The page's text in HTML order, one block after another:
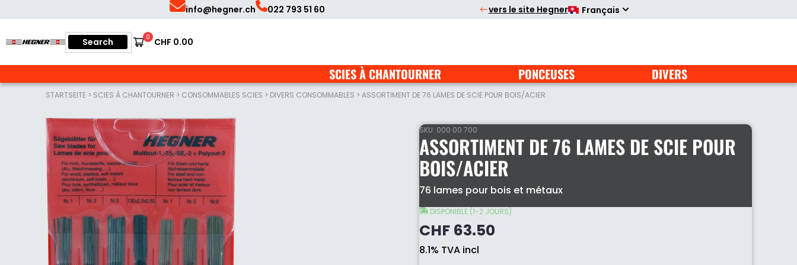
primary
navigation
main
content
info@hegner.ch 022 793 51 60 vers le site Hegner Français
Français
Hegner
0 CHF 0.00
Search
for: Search
SCIES À CHANTOURNER PONCEUSES DIVERS
STARTSEITE> SCIES À CHANTOURNER > CONSOMMABLES SCIES > DIVERS CONSOMMABLES > ASSORTIMENT DE 76 LAMES DE SCIE POUR BOIS/ACIER
SKU: 000 00 700
ASSORTIMENT DE 76 LAMES DE SCIE POUR
BOIS/ACIER
76 lames pour bois et métaux
DISPONIBLE (1-2 JOURS)
CHF63.50
8.1% TVA incl
Assortiment
76
lames
de
pour